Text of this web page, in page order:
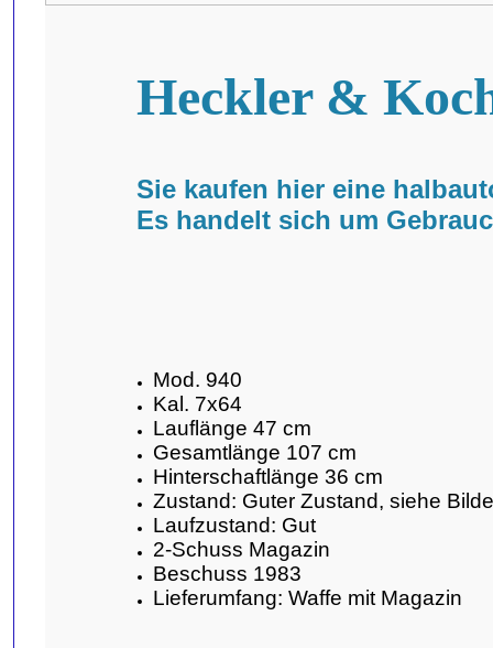
Heckler &
Sie kaufen hier eine
Es handelt sich um
Mod. 940
Kal. 7x64
Lauflänge 47 cm
Gesamtlänge 107 cm
Hinterschaftlänge 36 cm
Zustand: Guter Zustand, siehe
Laufzustand: Gut
2-Schuss Magazin
Beschuss 1983
Lieferumfang: Waffe mit Magazin